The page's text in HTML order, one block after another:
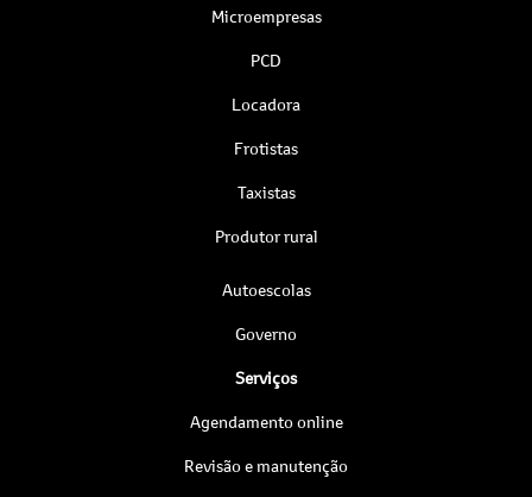
Microempresas
PCD
Locadora
Frotistas
Taxistas
Produtor rural
Autoescolas
Governo
Serviços
Agendamento online
Revisão e manutenção